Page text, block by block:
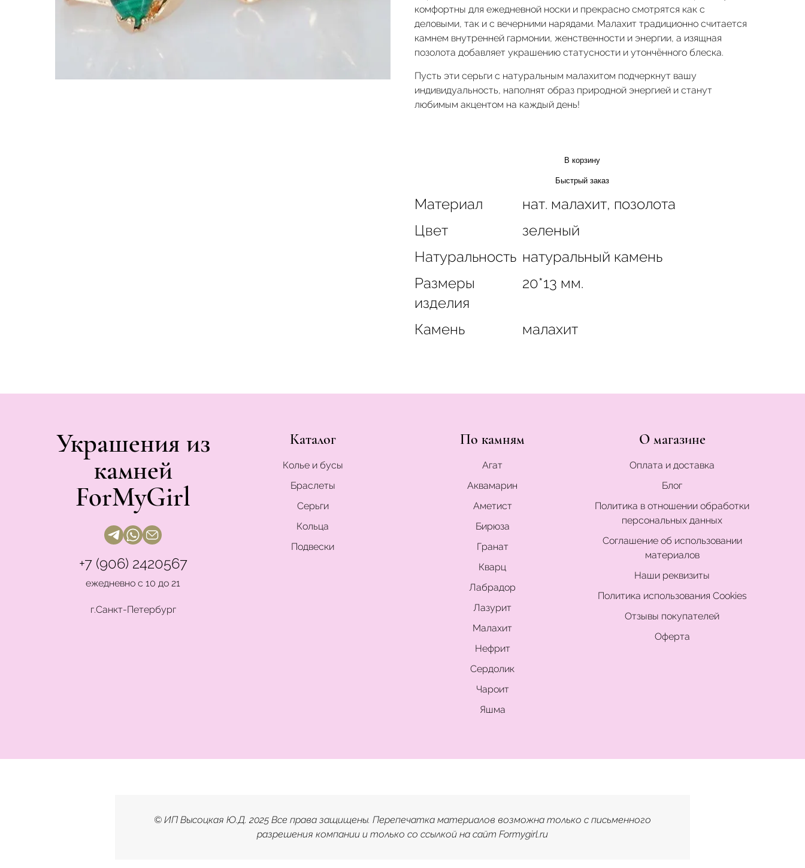
комфортны для ежедневной носки и прекрасно смотрятся как с
деловыми, так и с вечерними нарядами. Малахит традиционно считается
камнем внутренней гармонии, женственности и энергии, а изящная
позолота добавляет украшению статусности и утончённого блеска.
Пусть эти серьги с натуральным малахитом подчеркнут вашу
индивидуальность, наполнят образ природной энергией и станут
любимым акцентом на каждый день!
В корзину
Быстрый заказ
Материал
нат. малахит, позолота
Цвет
зеленый
Натуральность натуральный камень
Размеры
изделия
20*13 мм.
Камень малахит
Украшения из
камней
ForMyGirl
+7 (906) 2420567
ежедневно с 10 до 21
г.Санкт-Петербург
Каталог
Колье и бусы
Браслеты
Серьги
Кольца
Подвески
По камням
Агат
Аквамарин
Аметист
Бирюза
Гранат
Кварц
Лабрадор
Лазурит
Малахит
Нефрит
Сердолик
Чароит
Яшма
О магазине
Оплата и доставка
Блог
Политика в отношении обработки
персональных данных
Соглашение об использовании
материалов
Наши реквизиты
Политика использования Cookies
Отзывы покупателей
Оферта
© ИП Высоцкая Ю.Д. 2025 Все права защищены. Перепечатка материалов возможна только с письменного
разрешения компании и только со ссылкой на сайт Formygirl.ru